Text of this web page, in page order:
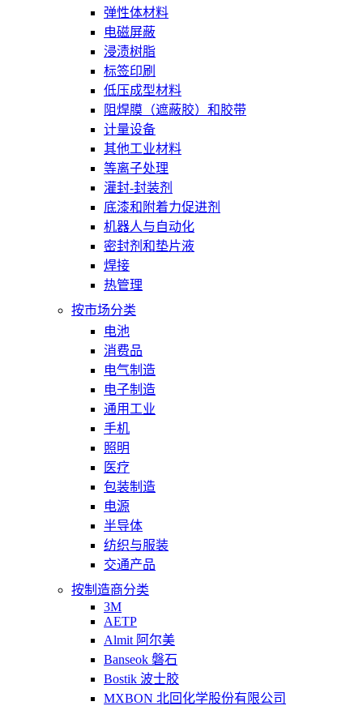
弹性体材料
电磁屏蔽
浸渍树脂
标签印刷
低压成型材料
阻焊膜（遮蔽胶）和胶带
计量设备
其他工业材料
等离子处理
灌封-封装剂
底漆和附着力促进剂
机器人与自动化
密封剂和垫片液
焊接
热管理
按市场分类
电池
消费品
电气制造
电子制造
通用工业
手机
照明
医疗
包装制造
电源
半导体
纺织与服装
交通产品
按制造商分类
3M
AETP
Almit 阿尔美
Banseok 磐石
Bostik 波士胶
MXBON 北回化学股份有限公司